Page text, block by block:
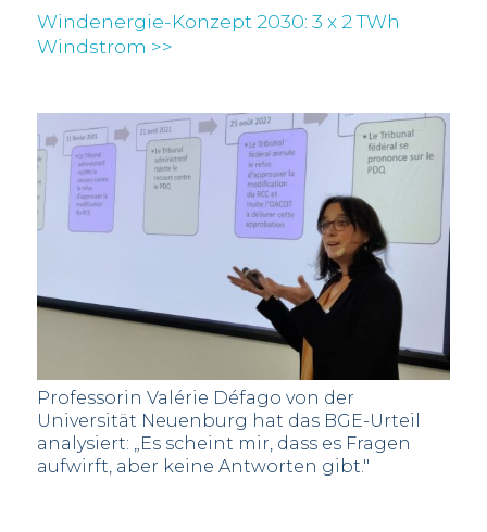
Windenergie-Konzept 2030: 3 x 2 TWh
Windstrom >>
Professorin Valérie Défago von der
Universität Neuenburg hat das BGE-Urteil
analysiert: „Es scheint mir, dass es Fragen
aufwirft, aber keine Antworten gibt."